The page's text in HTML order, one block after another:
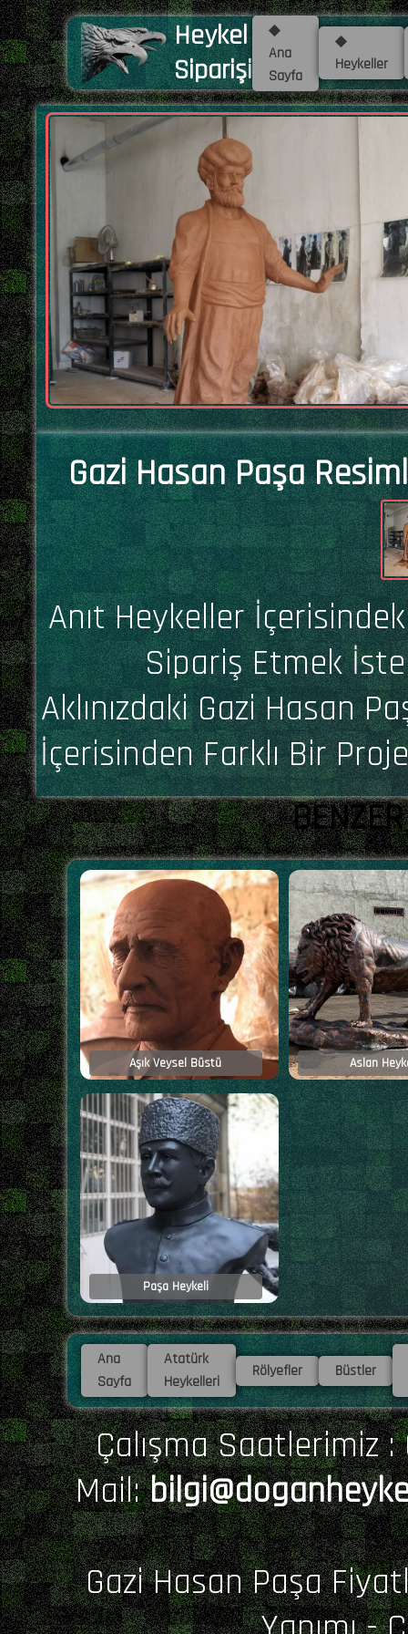
Heykel
Siparişi
◆
Ana
Sayfa
◆
Heykeller
Gazi Hasan Paşa
Anıt Heykeller
Sipariş Etmek
Aklınızdaki Gazi Hasan
İçerisinden Farklı Bir
Aşık Veysel Büstü Aslan
Paşa Heykeli
Ana
Sayfa
Atatürk
Heykelleri
Rölyefler Büstler
Çalışma Saatlerimiz
Mail:
Gazi Hasan Paşa